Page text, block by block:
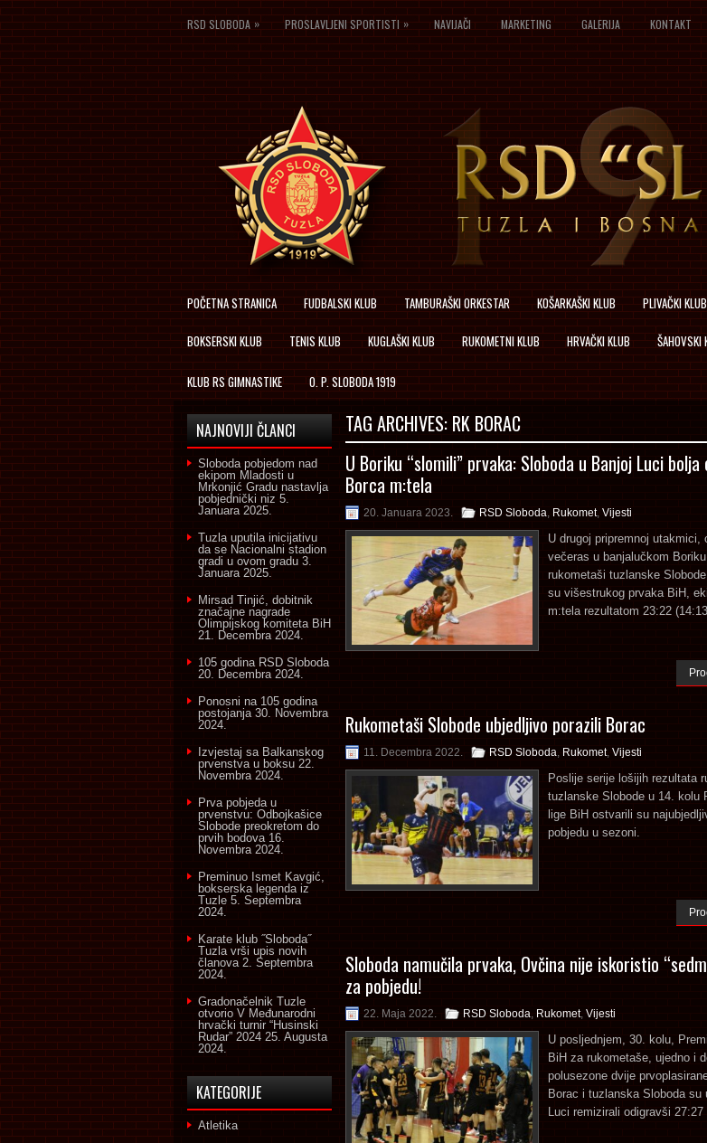
RSD SLOBODA » PROSLAVLJENI SPORTISTI » NAVIJAČI MARKETING GALERIJA KONTAKT
POČETNA STRANICA FUDBALSKI KLUB TAMBURAŠKI ORKESTAR KOŠARKAŠKI KLUB PLIVAČKI KLUB
BOKSERSKI KLUB TENIS KLUB KUGLAŠKI KLUB RUKOMETNI KLUB HRVAČKI KLUB ŠAHOVSKI
KLUB RS GIMNASTIKE O. P. SLOBODA 1919
TAG ARCHIVES: RK BORAC
U Boriku “slomili” prvaka: Sloboda u Banjoj Luci bolja
Borca m:tela
20. Januara 2023. RSD Sloboda, Rukomet, Vijesti
U drugoj pripremnoj utakmici,
večeras u banjalučkom
rukometaši tuzlanske
su višestrukog prvaka BiH,
m:tela rezultatom 23:22
Rukometaši Slobode ubjedljivo porazili Borac
11. Decembra 2022. RSD Sloboda, Rukomet, Vijesti
Poslije serije lošijih rezultata
tuzlanske Slobode u 14. kolu
lige BiH ostvarili su
pobjedu u sezoni.
Sloboda namučila prvaka, Ovčina nije iskoristio
za pobjedu!
22. Maja 2022. RSD Sloboda, Rukomet, Vijesti
U posljednjem, 30. kolu,
BiH za rukometaše, ujedno i
polusezone dvije
Borac i tuzlanska Sloboda su
Luci remizirali odigravši 27:27
NAJNOVIJI ČLANCI
Sloboda pobjedom nad
ekipom Mladosti u
Mrkonjić Gradu nastavlja
pobjednički niz 5.
Januara 2025.
Tuzla uputila inicijativu
da se Nacionalni stadion
gradi u ovom gradu 3.
Januara 2025.
Mirsad Tinjić, dobitnik
značajne nagrade
Olimpijskog komiteta BiH
21. Decembra 2024.
105 godina RSD Sloboda
20. Decembra 2024.
Ponosni na 105 godina
postojanja 30. Novembra
2024.
Izvjestaj sa Balkanskog
prvenstva u boksu 22.
Novembra 2024.
Prva pobjeda u
prvenstvu: Odbojkašice
Slobode preokretom do
prvih bodova 16.
Novembra 2024.
Preminuo Ismet Kavgić,
bokserska legenda iz
Tuzle 5. Septembra
2024.
Karate klub ˝Sloboda˝
Tuzla vrši upis novih
članova 2. Septembra
2024.
Gradonačelnik Tuzle
otvorio V Međunarodni
hrvački turnir “Husinski
Rudar” 2024 25. Augusta
2024.
KATEGORIJE
Atletika